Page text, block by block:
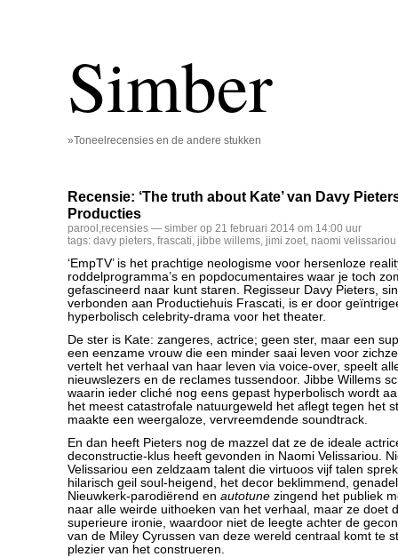
Simber
»Toneelrecensies en de andere stukken
Recensie: ‘The truth about Kate’ van Davy
Producties
parool ,recensies — simber op 21 februari 2014 om 14:00 uur
tags: davy pieters, frascati, jibbe willems, jimi zoet, naomi velissariou
‘EmpTV’ is het prachtige neologisme voor hersenloze
roddelprogramma’s en popdocumentaires waar je toch
gefascineerd naar kunt staren. Regisseur Davy Pieters,
verbonden aan Productiehuis Frascati, is er door
hyperbolisch celebrity-drama voor het theater.
De ster is Kate: zangeres, actrice; geen ster, maar een
een eenzame vrouw die een minder saai leven voor
vertelt het verhaal van haar leven via voice-over, speelt
nieuwslezers en de reclames tussendoor. Jibbe Willems
waarin ieder cliché nog eens gepast hyperbolisch wordt
het meest catastrofale natuurgeweld het aflegt tegen het
maakte een weergaloze, vervreemdende soundtrack.
En dan heeft Pieters nog de mazzel dat ze de ideale
deconstructie-klus heeft gevonden in Naomi Velissariou.
Velissariou een zeldzaam talent die virtuoos vijf talen
hilarisch geil soul-heigend, het decor beklimmend,
Nieuwkerk-parodiërend en autotune zingend het publiek
naar alle weirde uithoeken van het verhaal, maar ze doet
superieure ironie, waardoor niet de leegte achter de
van de Miley Cyrussen van deze wereld centraal komt te
plezier van het construeren.